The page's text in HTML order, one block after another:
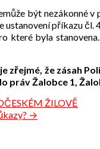
být nezákonné
příkazu
které byla
zřejmé, že zásah
práv Žalobce 1,
ŽILOVĚ
→